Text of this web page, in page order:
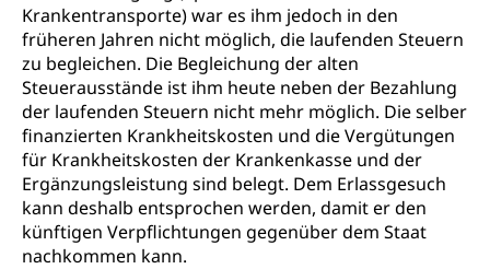
Krankentransporte) war es ihm jedoch in den
früheren Jahren nicht möglich, die laufenden Steuern
zu begleichen. Die Begleichung der alten
Steuerausstände ist ihm heute neben der Bezahlung
der laufenden Steuern nicht mehr möglich. Die selber
finanzierten Krankheitskosten und die Vergütungen
für Krankheitskosten der Krankenkasse und der
Ergänzungsleistung sind belegt. Dem Erlassgesuch
kann deshalb entsprochen werden, damit er den
künftigen Verpflichtungen gegenüber dem Staat
nachkommen kann.